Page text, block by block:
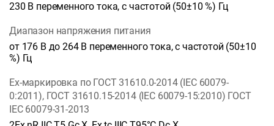
230 В переменного тока, с частотой (50±10 %) Гц
Диапазон напряжения питания
от 176 В до 264 В переменного тока, с частотой (50±10
%) Гц
Ех-маркировка по ГОСТ 31610.0-2014 (IEC 60079-
0:2011), ГОСТ 31610.15-2014 (IEC 60079-15:2010) ГОСТ
IEC 60079-31-2013